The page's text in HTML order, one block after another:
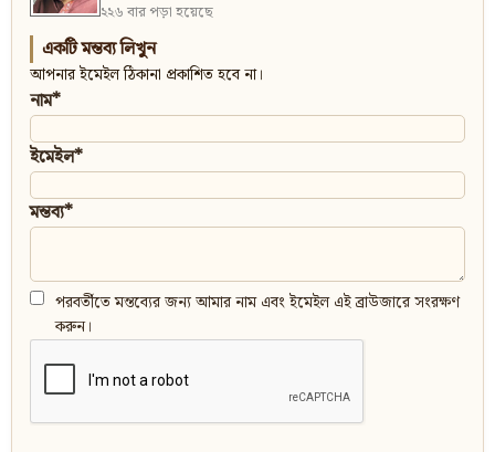
২২৬ বার পড়া হয়েছে
একটি মন্তব্য লিখুন
আপনার ইমেইল ঠিকানা প্রকাশিত হবে না।
নাম*
ইমেইল*
মন্তব্য*
পরবর্তীতে মন্তব্যের জন্য আমার নাম এবং ইমেইল এই ব্রাউজারে সংরক্ষণ
করুন।